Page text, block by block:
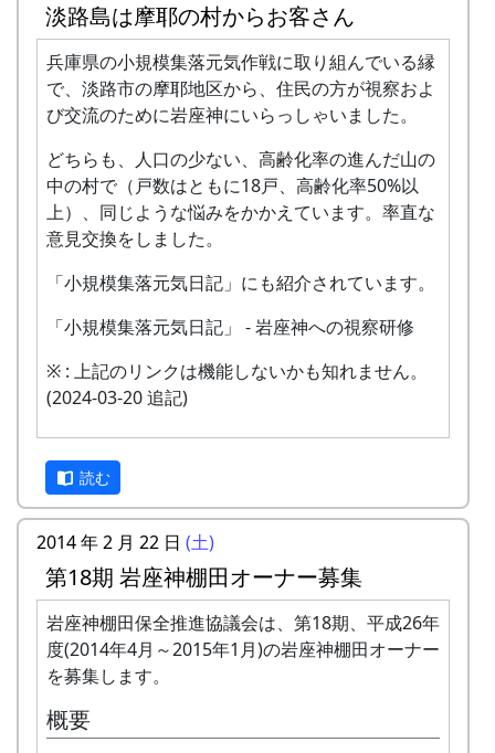
水びたしの蕎麦畑（転作田） (2013-09-02
11:08:00)
まあ、水が引けば、なんとか復活するでしょう。
バス停付近 (2013-09-02 11:14:06)
水が土との間にもぐりこんで、アスファルトをベ
ロリとめくってしまっていた。 護岸は無事。もっ
と酷いことになっているのでないかと心配した。
淡路島は摩耶の村からお客さん
兵庫県の小規模集落元気作戦に取り組んでいる縁
で、淡路市の摩耶地区から、住民の方が視察およ
び交流のために岩座神にいらっしゃいました。
どちらも、人口の少ない、高齢化率の進んだ山の
中の村で（戸数はともに18戸、高齢化率50%以
上）、同じような悩みをかかえています。率直な
意見交換をしました。
「小規模集落元気日記」にも紹介されています。
「小規模集落元気日記」 - 岩座神への視察研修
※ : 上記のリンクは機能しないかも知れません。
(2024-03-20 追記)
読む
2014 年 2 月 22 日 (土)
第18期 岩座神棚田オーナー募集
岩座神棚田保全推進協議会は、第18期、平成26年
度(2014年4月～2015年1月)の岩座神棚田オーナー
を募集します。
概要